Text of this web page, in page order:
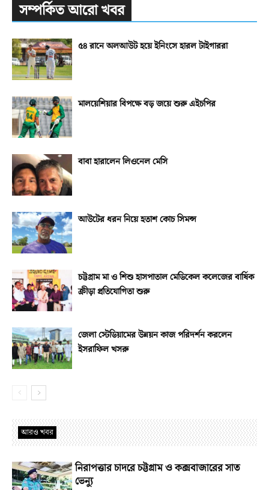
সম্পর্কিত আরো খবর
৫৪ রানে অলআউট হয়ে ইনিংসে হারল টাইগাররা
মালয়েশিয়ার বিপক্ষে বড় জয়ে শুরু এইচপির
বাবা হারালেন লিওনেল মেসি
আউটের ধরন নিয়ে হতাশ কোচ সিমন্স
চট্টগ্রাম মা ও শিশু হাসপাতাল মেডিকেল কলেজের বার্ষিক
ক্রীড়া প্রতিযোগিতা শুরু
জেলা স্টেডিয়ামের উন্নয়ন কাজ পরিদর্শন করলেন
ইসরাফিল খসরু
আরও খবর
নিরাপত্তার চাদরে চট্টগ্রাম ও কক্সবাজারের সাত
ভেন্যু